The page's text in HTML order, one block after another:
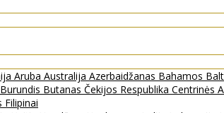
Aruba Australija Azerbaidžanas Bahamos
Burundis Butanas Čekijos Respublika Centrinės
Filipinai